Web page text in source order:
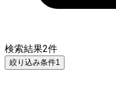
検索結果2件
絞り込み条件1